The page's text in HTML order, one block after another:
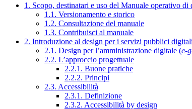
1. Scopo, destinatari e uso del Manuale operativo di
1.1. Versionamento e storico
1.2. Consultazione del manuale
1.3. Contribuisci al manuale
2. Introduzione al design per i servizi pubblici digitali
2.1. Design per l’amministrazione digitale (e-
2.2. L’approccio progettuale
2.2.1. Buone pratiche
2.2.2. Principi
2.3. Accessibilità
2.3.1. Definizione
2.3.2. Accessibilità by design